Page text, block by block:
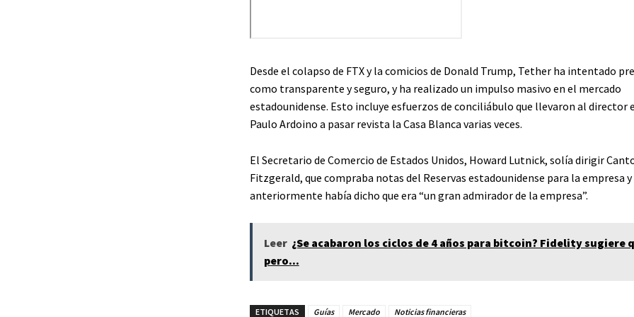
Desde el colapso de FTX y la comicios de Donald Trump, Tether ha intentado
como transparente y seguro, y ha realizado un impulso masivo en el mercado
estadounidense. Esto incluye esfuerzos de conciliábulo que llevaron al director
Paulo Ardoino a pasar revista la Casa Blanca varias veces.
El Secretario de Comercio de Estados Unidos, Howard Lutnick, solía dirigir
Fitzgerald, que compraba notas del Reservas estadounidense para la empresa y
anteriormente había dicho que era “un gran admirador de la empresa”.
Leer ¿Se acabaron los ciclos de 4 años para bitcoin? Fidelity sugiere
pero...
ETIQUETAS Guías Mercado Noticias financieras